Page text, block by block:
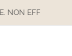
SONO SOSPESE